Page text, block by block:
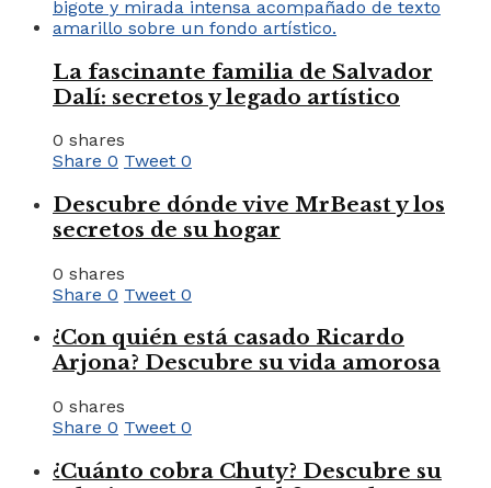
La fascinante familia de Salvador
Dalí: secretos y legado artístico
0 shares
Share 0 Tweet 0
Descubre dónde vive MrBeast y los
secretos de su hogar
0 shares
Share 0 Tweet 0
¿Con quién está casado Ricardo
Arjona? Descubre su vida amorosa
0 shares
Share 0 Tweet 0
¿Cuánto cobra Chuty? Descubre su